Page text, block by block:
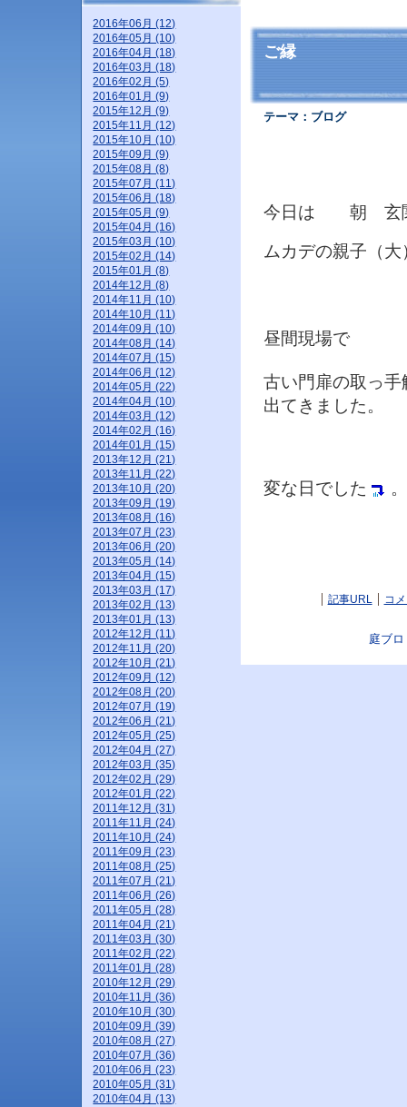
ご縁
テーマ： ブログ
今日は 朝 玄関
ムカデの親子（
昼間現場で
古い門扉の取っ
出てきました。
変な日でした
記事URL コ
庭ブ
2016年06月 (12)
2016年05月 (10)
2016年04月 (18)
2016年03月 (18)
2016年02月 (5)
2016年01月 (9)
2015年12月 (9)
2015年11月 (12)
2015年10月 (10)
2015年09月 (9)
2015年08月 (8)
2015年07月 (11)
2015年06月 (18)
2015年05月 (9)
2015年04月 (16)
2015年03月 (10)
2015年02月 (14)
2015年01月 (8)
2014年12月 (8)
2014年11月 (10)
2014年10月 (11)
2014年09月 (10)
2014年08月 (14)
2014年07月 (15)
2014年06月 (12)
2014年05月 (22)
2014年04月 (10)
2014年03月 (12)
2014年02月 (16)
2014年01月 (15)
2013年12月 (21)
2013年11月 (22)
2013年10月 (20)
2013年09月 (19)
2013年08月 (16)
2013年07月 (23)
2013年06月 (20)
2013年05月 (14)
2013年04月 (15)
2013年03月 (17)
2013年02月 (13)
2013年01月 (13)
2012年12月 (11)
2012年11月 (20)
2012年10月 (21)
2012年09月 (12)
2012年08月 (20)
2012年07月 (19)
2012年06月 (21)
2012年05月 (25)
2012年04月 (27)
2012年03月 (35)
2012年02月 (29)
2012年01月 (22)
2011年12月 (31)
2011年11月 (24)
2011年10月 (24)
2011年09月 (23)
2011年08月 (25)
2011年07月 (21)
2011年06月 (26)
2011年05月 (28)
2011年04月 (21)
2011年03月 (30)
2011年02月 (22)
2011年01月 (28)
2010年12月 (29)
2010年11月 (36)
2010年10月 (30)
2010年09月 (39)
2010年08月 (27)
2010年07月 (36)
2010年06月 (23)
2010年05月 (31)
2010年04月 (13)